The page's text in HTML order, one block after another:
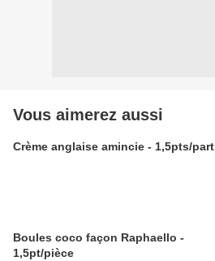
Vous aimerez aussi
Crème anglaise amincie - 1,5pts/part
Boules coco façon Raphaello -
1,5pt/pièce